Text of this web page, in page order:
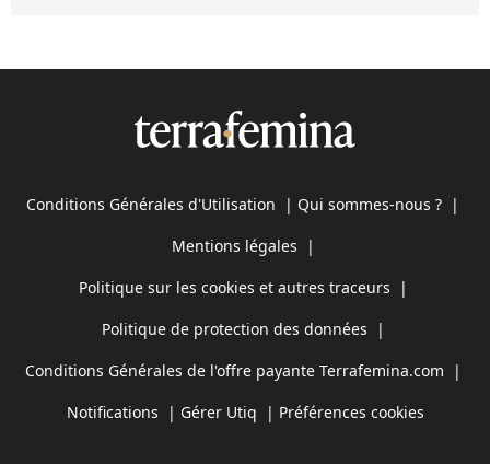
Conditions Générales d'Utilisation | Qui sommes-nous ? |
Mentions légales |
Politique sur les cookies et autres traceurs |
Politique de protection des données |
Conditions Générales de l'offre payante Terrafemina.com |
Notifications | Gérer Utiq | Préférences cookies